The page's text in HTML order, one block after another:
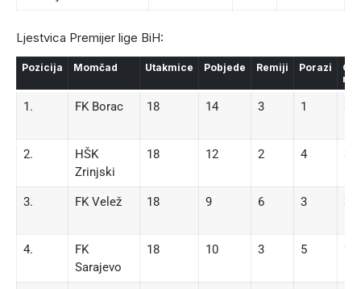
Ljestvica Premijer lige BiH:
Pozicija Momčad Utakmice Pobjede Remiji Porazi
Gol
1. FK Borac 18 14 3 1
38
2.
HŠK
Zrinjski
18 12 2 4
39
3. FK Velež 18 9 6 3
30
4.
FK
Sarajevo
18 10 3 5
29